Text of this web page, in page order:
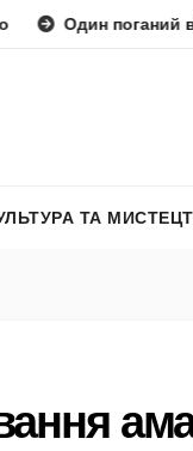
поганий відгук — і
ТА